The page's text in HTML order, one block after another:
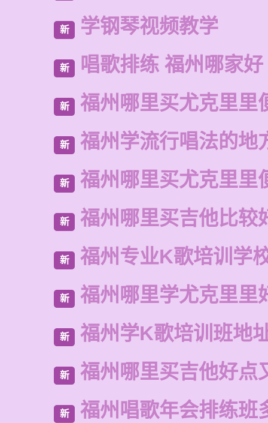
新 学钢琴视频教学
新 唱歌排练 福州哪家好
新 福州哪里买尤克里里
新 福州学流行唱法的地
新 福州哪里买尤克里里
新 福州哪里买吉他比较
新 福州专业K歌培训学
新 福州哪里学尤克里里
新 福州学K歌培训班地
新 福州哪里买吉他好点
新 福州唱歌年会排练班